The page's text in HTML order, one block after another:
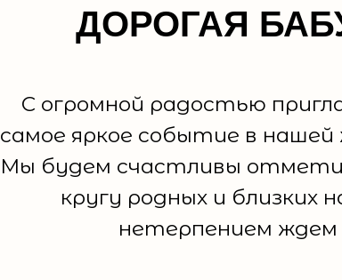
ДОРОГАЯ
С огромной радостью
самое яркое событие в нашей
Мы будем счастливы
кругу родных и близких
нетерпением